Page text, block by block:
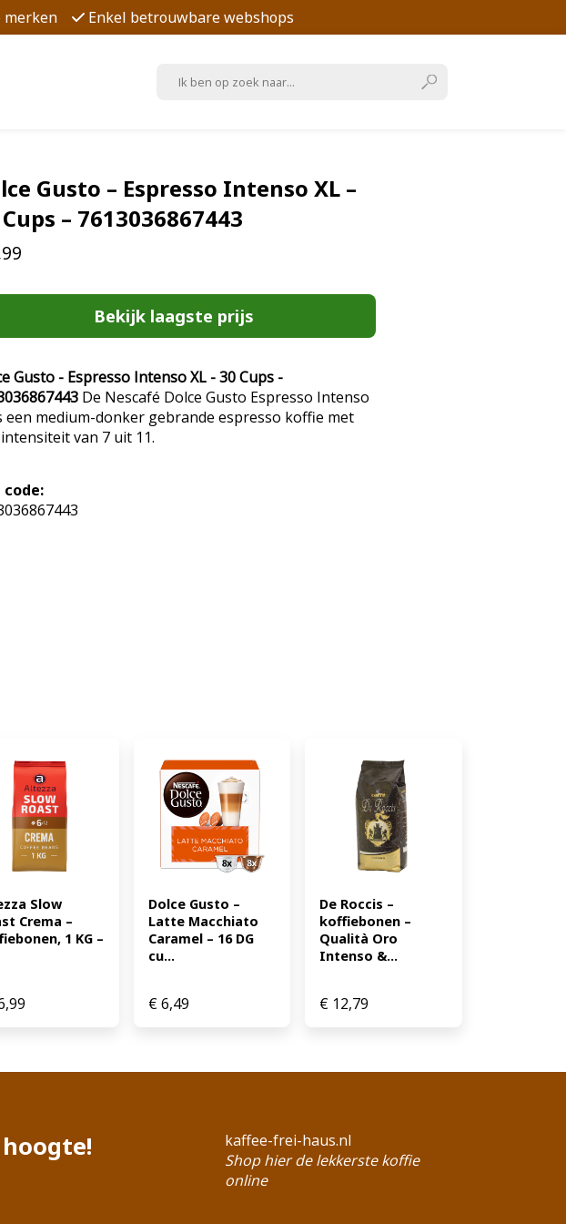
merken Enkel betrouwbare webshops
Gusto – Espresso Intenso XL –
– 7613036867443
Bekijk laagste prijs
Gusto - Espresso Intenso XL - 30 Cups -
De Nescafé Dolce Gusto Espresso Intenso
een medium-donker gebrande espresso koffie met
van 7 uit 11.
code:
Slow
Crema –
1 KG –
Dolce Gusto –
Latte Macchiato
Caramel – 16 DG
cu...
€6,49
De Roccis –
koffiebonen –
Qualità Oro
Intenso &...
€ 12,79
kaffee-frei-haus.nl
Shop hier de lekkerste koffie
online